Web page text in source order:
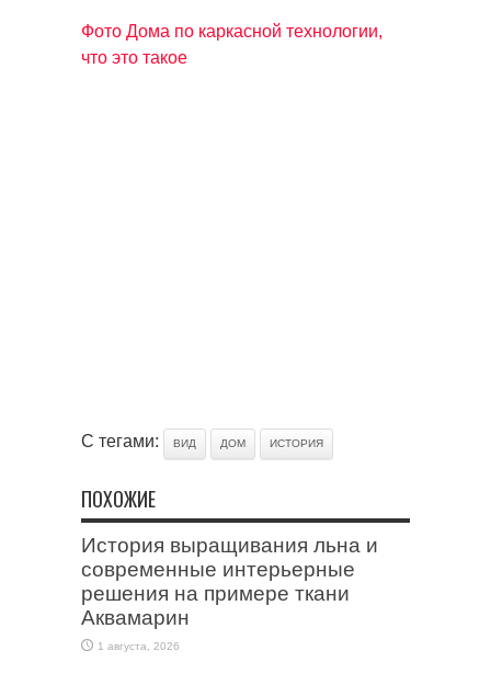
Фото Дома по каркасной технологии,
что это такое
С тегами: ВИД ДОМ ИСТОРИЯ
ПОХОЖИЕ
История выращивания льна и
современные интерьерные
решения на примере ткани
Аквамарин
1 августа, 2026